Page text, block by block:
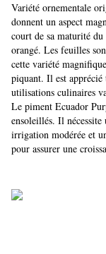
Variété ornementale
donnent un aspect
court de sa maturité
orangé. Les feuilles
cette variété
piquant. Il est apprécié
utilisations culinaires
Le piment Ecuador
ensoleillés. Il
irrigation modérée et
pour assurer une